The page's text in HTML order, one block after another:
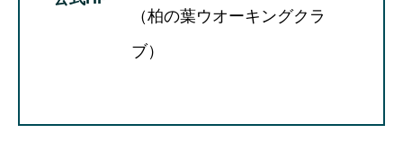
（柏の葉ウオーキングクラ
ブ）